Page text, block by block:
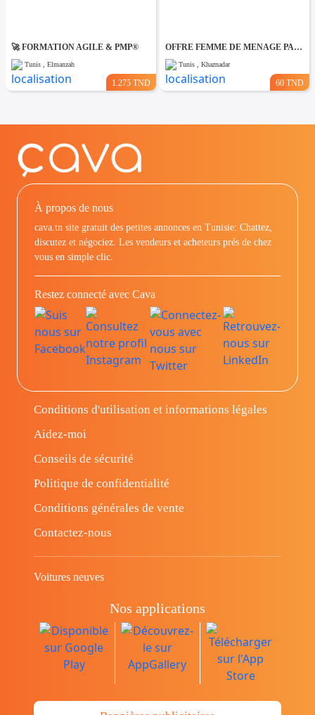
🚀 FORMATION AGILE & PMP®
Tunis , Elmanzah
1.275 TND
OFFRE FEMME DE MENAGE PAR JOUR A khaznadar
Tunis , Khaznadar
60 TND
À propos de nous
cava.tn site gratuit des petites annonces en Tunisie: Chattez,
discutez et négociez. Les vendeurs et acheteurs prés de chez
vous en simple clic.
Restez connecté avec Cava
Conditions d'utilisation et informations légales
Aidez-moi
Conseils de sécurité
Politique de confidentialité
Conditions générales de vente
Contactez-nous
Voitures neuves
Nos applications